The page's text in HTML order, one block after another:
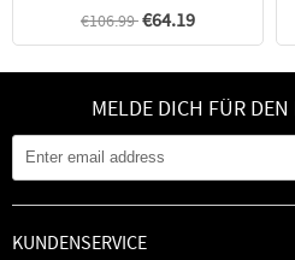
€106.99€64.19
MELDE DICH FÜR
KUNDENSERVICE